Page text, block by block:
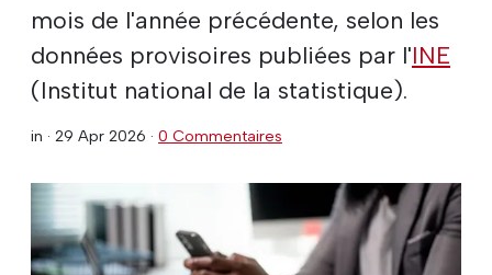
mois de l'année précédente, selon les
données provisoires publiées par l'INE
(Institut national de la statistique).
in · 29 Apr 2026 · 0 Commentaires